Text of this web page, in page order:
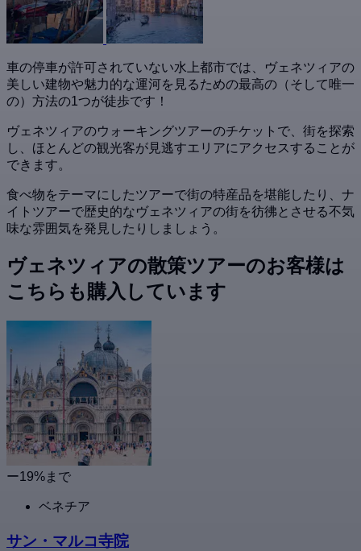
車の停車が許可されていない水上都市では、ヴェネツィアの
美しい建物や魅力的な運河を見るための最高の（そして唯一
の）方法の1つが徒歩です！
ヴェネツィアのウォーキングツアーのチケットで、街を探索
し、ほとんどの観光客が見逃すエリアにアクセスすることが
できます。
食べ物をテーマにしたツアーで街の特産品を堪能したり、ナ
イトツアーで歴史的なヴェネツィアの街を彷彿とさせる不気
味な雰囲気を発見したりしましょう。
ヴェネツィアの散策ツアーのお客様は
こちらも購入しています
ー19%まで
ベネチア
サン・マルコ寺院